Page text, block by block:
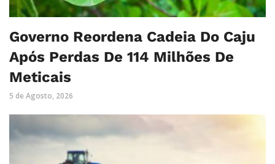
Governo Reordena Cadeia Do Caju
Após Perdas De 114 Milhões De
Meticais
5 de Agosto, 2026